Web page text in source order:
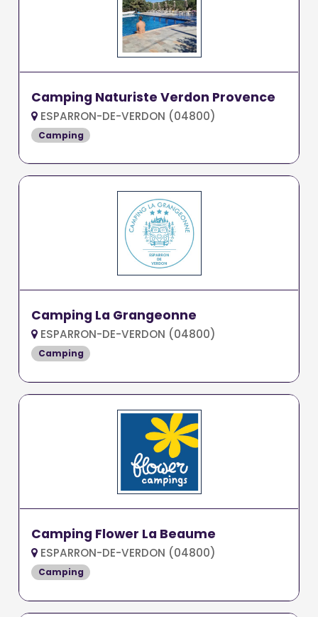
Camping Naturiste Verdon Provence
ESPARRON-DE-VERDON (04800)
Camping
Camping La Grangeonne
ESPARRON-DE-VERDON (04800)
Camping
Camping Flower La Beaume
ESPARRON-DE-VERDON (04800)
Camping